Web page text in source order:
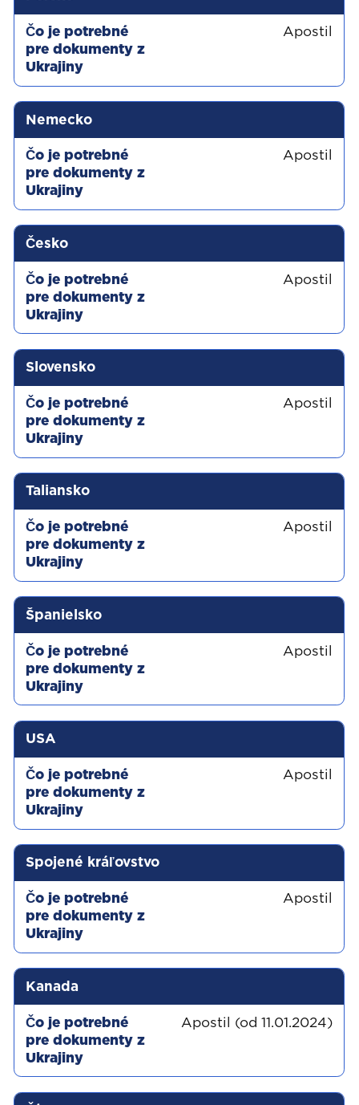
Apostil
Nemecko
Apostil
Česko
Apostil
Slovensko
Apostil
Taliansko
Apostil
Španielsko
Apostil
USA
Apostil
Spojené kráľovstvo
Apostil
Kanada
Apostil (od 11.01.2024)